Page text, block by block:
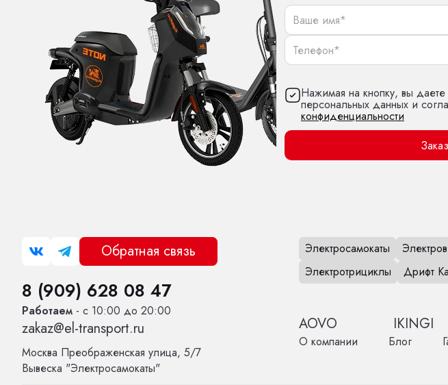
Нажимая на кнопку, вы
персональных данных и
конфиденциальности
Обратная связь
8 (909) 628 08 47
Работаем - с 10:00 до 20:00
zakaz@el-transport.ru
Москва Преображенская улица, 5/7
Вывеска "Электросамокаты"
Электросамокаты
Электротрициклы
Дрифт
AOVO IKINGI
О компании Блог